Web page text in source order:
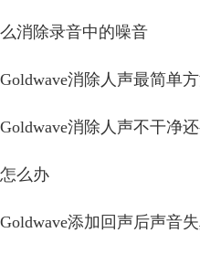
么消除录音中的噪音
Goldwave消除人声最简单
Goldwave消除人声不干净
怎么办
Goldwave添加回声后声音